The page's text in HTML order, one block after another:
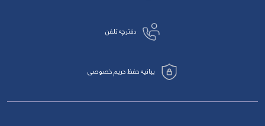
دفترچه تلفن
بیانیه حفظ حریم خصوصی